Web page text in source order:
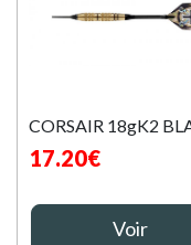
CORSAIR 18gK2
17.20€
Voir